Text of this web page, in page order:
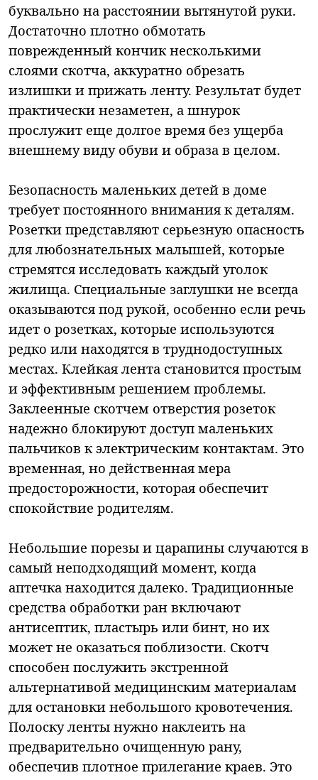
буквально на расстоянии вытянутой руки.
Достаточно плотно обмотать
поврежденный кончик несколькими
слоями скотча, аккуратно обрезать
излишки и прижать ленту. Результат будет
практически незаметен, а шнурок
прослужит еще долгое время без ущерба
внешнему виду обуви и образа в целом.
Безопасность маленьких детей в доме
требует постоянного внимания к деталям.
Розетки представляют серьезную опасность
для любознательных малышей, которые
стремятся исследовать каждый уголок
жилища. Специальные заглушки не всегда
оказываются под рукой, особенно если речь
идет о розетках, которые используются
редко или находятся в труднодоступных
местах. Клейкая лента становится простым
и эффективным решением проблемы.
Заклеенные скотчем отверстия розеток
надежно блокируют доступ маленьких
пальчиков к электрическим контактам. Это
временная, но действенная мера
предосторожности, которая обеспечит
спокойствие родителям.
Небольшие порезы и царапины случаются в
самый неподходящий момент, когда
аптечка находится далеко. Традиционные
средства обработки ран включают
антисептик, пластырь или бинт, но их
может не оказаться поблизости. Скотч
способен послужить экстренной
альтернативой медицинским материалам
для остановки небольшого кровотечения.
Полоску ленты нужно наклеить на
предварительно очищенную рану,
обеспечив плотное прилегание краев. Это